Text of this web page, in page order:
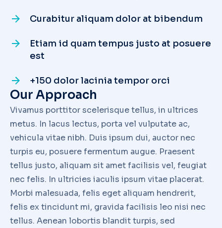
Curabitur aliquam dolor at bibendum
Etiam id quam tempus justo at posuere
est
+150 dolor lacinia tempor orci
Our Approach
Vivamus porttitor scelerisque tellus, in ultrices
metus. In lacus lectus, porta vel vulputate ac,
vehicula vitae nibh. Duis ipsum dui, auctor nec
turpis eu, posuere fermentum augue. Praesent
tellus justo, aliquam sit amet facilisis vel, feugiat
nec felis. In ultricies iaculis ipsum vitae placerat.
Morbi malesuada, felis eget aliquam hendrerit,
felis ex tincidunt mi, gravida facilisis leo nisi nec
tellus. Aenean lobortis blandit turpis, sed